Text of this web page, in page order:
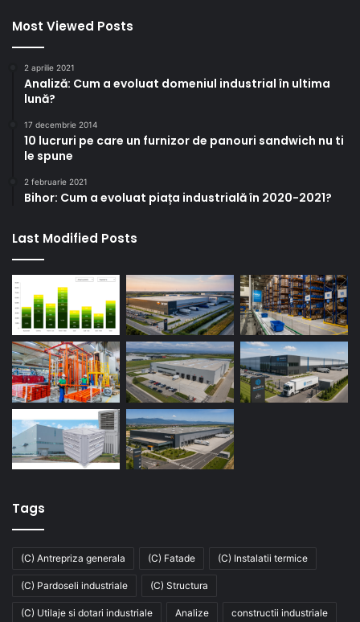
Most Viewed Posts
2 aprilie 2021
Analiză: Cum a evoluat domeniul industrial în ultima
lună?
17 decembrie 2014
10 lucruri pe care un furnizor de panouri sandwich nu ti
le spune
2 februarie 2021
Bihor: Cum a evoluat piața industrială în 2020-2021?
Last Modified Posts
Tags
(C) Antrepriza generala (C) Fatade (C) Instalatii termice
(C) Pardoseli industriale (C) Structura
(C) Utilaje si dotari industriale Analize constructii industriale